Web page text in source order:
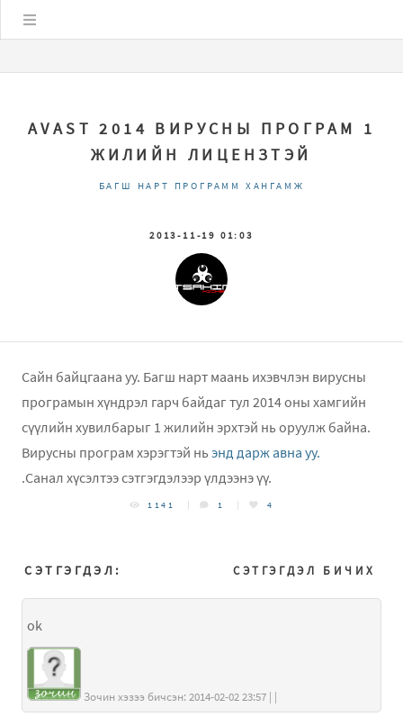
AVAST 2014 ВИРУСНЫ ПРОГРАМ 1
ЖИЛИЙН ЛИЦЕНЗТЭЙ
БАГШ НАРТ ПРОГРАММ ХАНГАМЖ
2013-11-19 01:03
Сайн байцгаана уу. Багш нарт маань ихэвчлэн вирусны
програмын хүндрэл гарч байдаг тул 2014 оны хамгийн
сүүлийн хувилбарыг 1 жилийн эрхтэй нь оруулж байна.
Вирусны програм хэрэгтэй нь энд дарж авна уу.
.Санал хүсэлтээ сэтгэгдэлээр үлдээнэ үү.
1141 1 4
СЭТГЭГДЭЛ БИЧИХ
СЭТГЭГДЭЛ:
ok
Зочин хэзээ бичсэн: 2014-02-02 23:57 | |